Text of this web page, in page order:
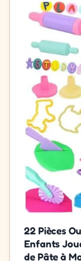
22 Pièces
Enfants
de Pâte à